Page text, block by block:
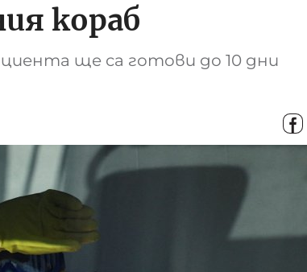
кораб
ще са готови до 10 дни